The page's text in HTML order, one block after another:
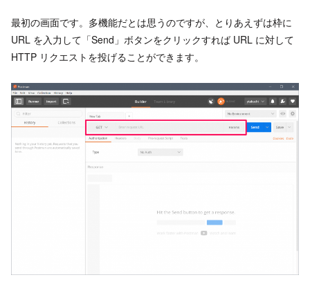
最初の画面です。多機能だとは思うのですが、とりあえずは枠に
URL を入力して「Send」ボタンをクリックすれば URL に対して
HTTP リクエストを投げることができます。